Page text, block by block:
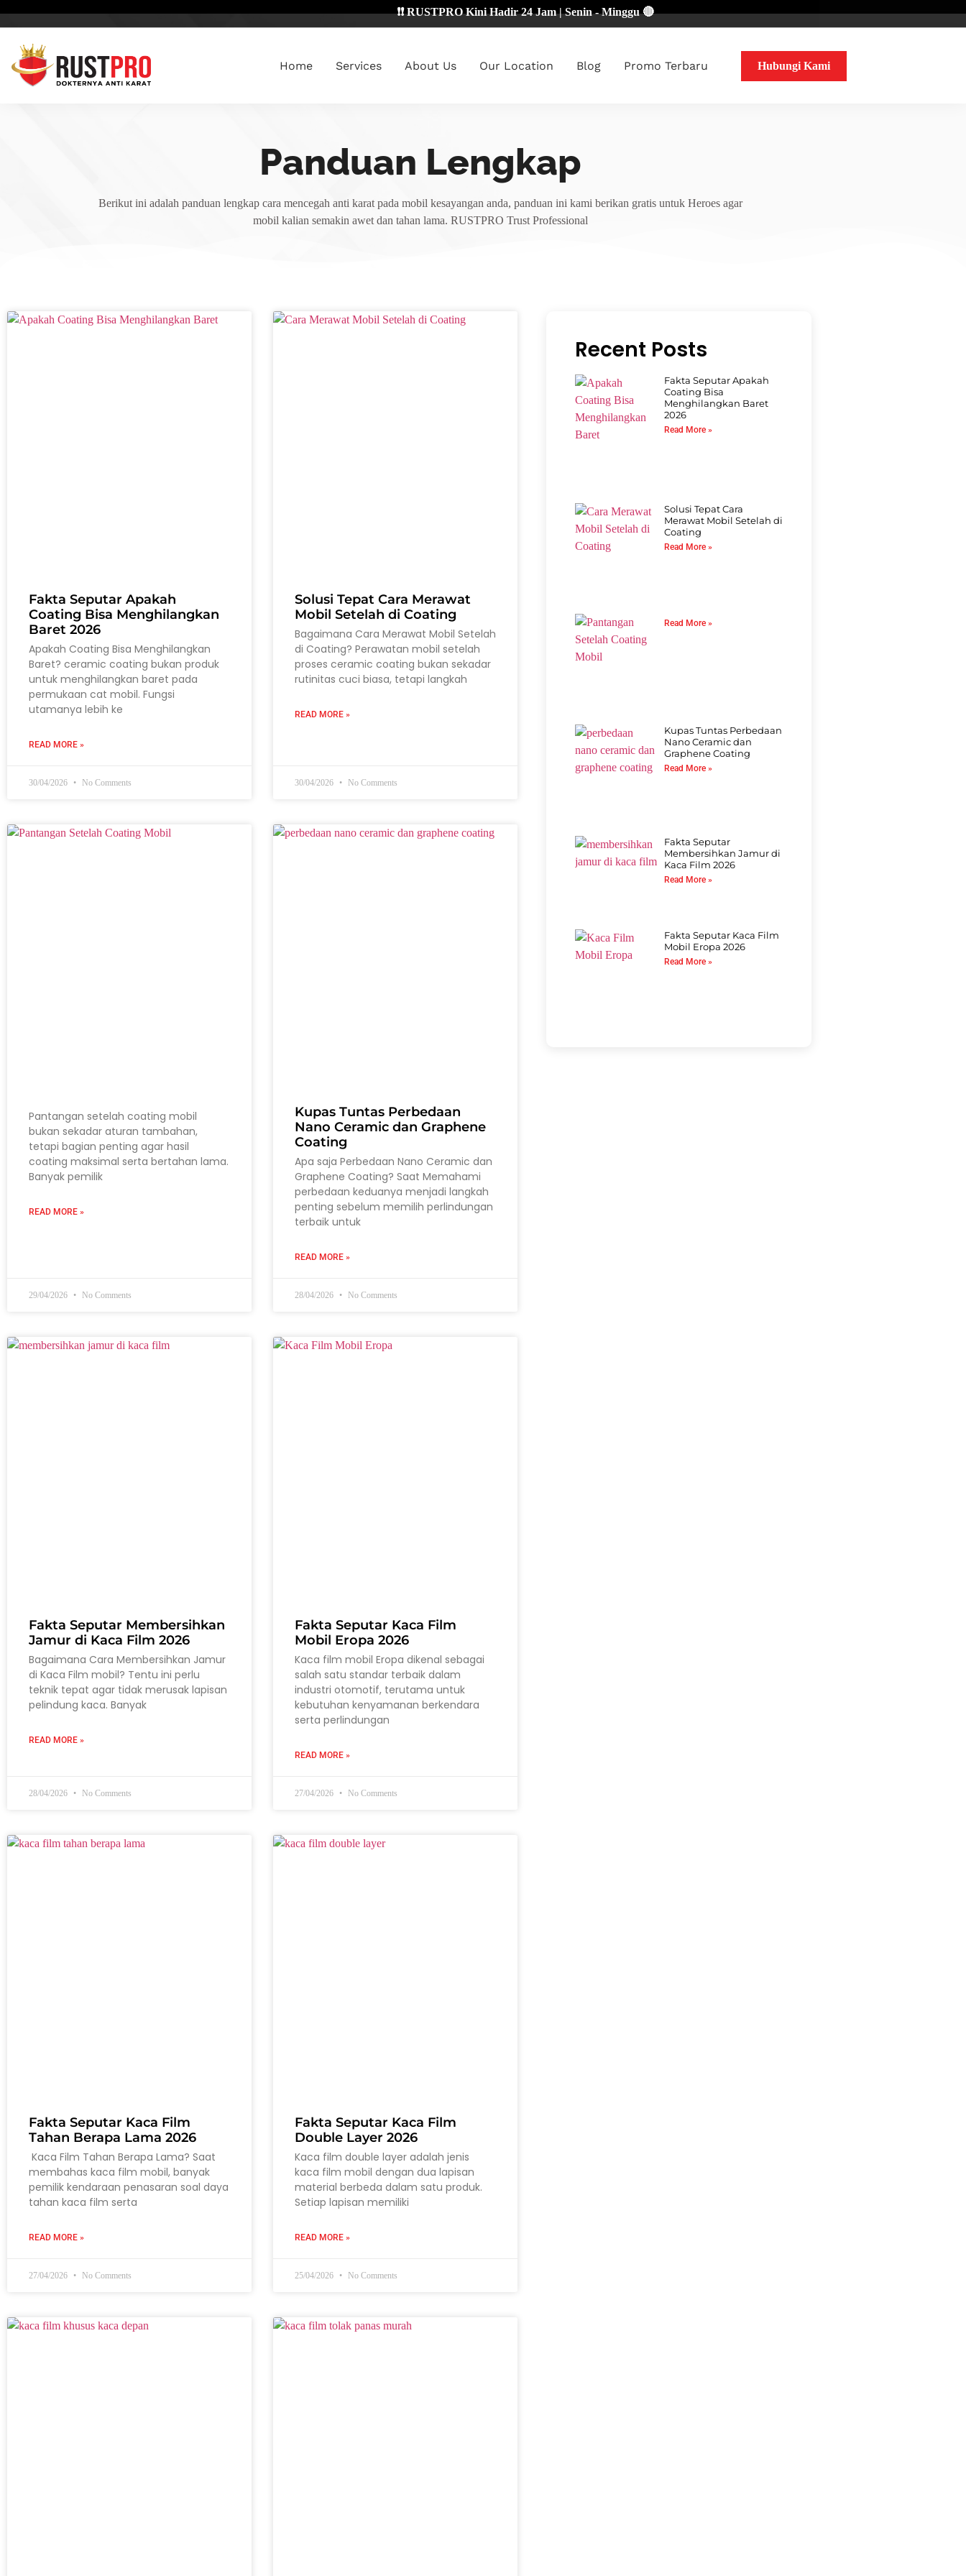
❗❗ RUSTPRO Kini Hadir 24 Jam | Senin - Minggu 🔴
Home Services About Us Our Location Blog Promo Terbaru Hubungi Kami
Panduan Lengkap
Berikut ini adalah panduan lengkap cara mencegah anti karat pada mobil kesayangan anda, panduan ini kami berikan gratis untuk Heroes agar
mobil kalian semakin awet dan tahan lama. RUSTPRO Trust Professional
Fakta Seputar Apakah
Coating Bisa Menghilangkan
Baret 2026
Apakah Coating Bisa Menghilangkan
Baret? ceramic coating bukan produk
untuk menghilangkan baret pada
permukaan cat mobil. Fungsi
utamanya lebih ke
READ MORE »
30/04/2026 No Comments
Solusi Tepat Cara Merawat
Mobil Setelah di Coating
Bagaimana Cara Merawat Mobil Setelah
di Coating? Perawatan mobil setelah
proses ceramic coating bukan sekadar
rutinitas cuci biasa, tetapi langkah
READ MORE »
30/04/2026 No Comments
Pantangan setelah coating mobil
bukan sekadar aturan tambahan,
tetapi bagian penting agar hasil
coating maksimal serta bertahan lama.
Banyak pemilik
READ MORE »
29/04/2026 No Comments
Kupas Tuntas Perbedaan
Nano Ceramic dan Graphene
Coating
Apa saja Perbedaan Nano Ceramic dan
Graphene Coating? Saat Memahami
perbedaan keduanya menjadi langkah
penting sebelum memilih perlindungan
terbaik untuk
READ MORE »
28/04/2026 No Comments
Fakta Seputar Membersihkan
Jamur di Kaca Film 2026
Bagaimana Cara Membersihkan Jamur
di Kaca Film mobil? Tentu ini perlu
teknik tepat agar tidak merusak lapisan
pelindung kaca. Banyak
READ MORE »
28/04/2026 No Comments
Fakta Seputar Kaca Film
Mobil Eropa 2026
Kaca film mobil Eropa dikenal sebagai
salah satu standar terbaik dalam
industri otomotif, terutama untuk
kebutuhan kenyamanan berkendara
serta perlindungan
READ MORE »
27/04/2026 No Comments
Fakta Seputar Kaca Film
Tahan Berapa Lama 2026
Kaca Film Tahan Berapa Lama? Saat
membahas kaca film mobil, banyak
pemilik kendaraan penasaran soal daya
tahan kaca film serta
READ MORE »
27/04/2026 No Comments
Fakta Seputar Kaca Film
Double Layer 2026
Kaca film double layer adalah jenis
kaca film mobil dengan dua lapisan
material berbeda dalam satu produk.
Setiap lapisan memiliki
READ MORE »
25/04/2026 No Comments
Recent Posts
Fakta Seputar Apakah
Coating Bisa
Menghilangkan Baret
2026
Read More »
Solusi Tepat Cara
Merawat Mobil Setelah di
Coating
Read More »
Read More »
Kupas Tuntas Perbedaan
Nano Ceramic dan
Graphene Coating
Read More »
Fakta Seputar
Membersihkan Jamur di
Kaca Film 2026
Read More »
Fakta Seputar Kaca Film
Mobil Eropa 2026
Read More »